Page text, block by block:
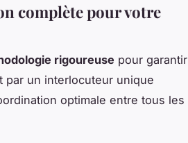
complète pour votre
rigoureuse pour garantir
par un interlocuteur unique
optimale entre tous les